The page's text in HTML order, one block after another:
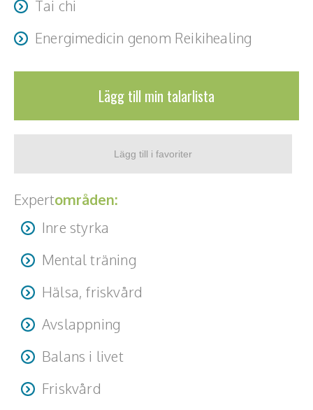
Tai chi
Energimedicin genom Reikihealing
Lägg till min talarlista
Expertområden:
Inre styrka
Mental träning
Hälsa, friskvård
Avslappning
Balans i livet
Friskvård